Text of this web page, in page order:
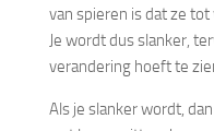
van spieren is dat ze
Je wordt dus slanker,
verandering hoeft te
Als je slanker wordt,